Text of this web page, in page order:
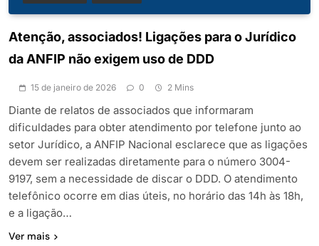
Atenção, associados! Ligações para o Jurídico
da ANFIP não exigem uso de DDD
15 de janeiro de 2026 0 2 Mins
Diante de relatos de associados que informaram
dificuldades para obter atendimento por telefone junto ao
setor Jurídico, a ANFIP Nacional esclarece que as ligações
devem ser realizadas diretamente para o número 3004-
9197, sem a necessidade de discar o DDD. O atendimento
telefônico ocorre em dias úteis, no horário das 14h às 18h,
e a ligação…
Ver mais